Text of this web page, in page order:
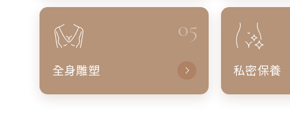
05
全身雕塑 私密保養